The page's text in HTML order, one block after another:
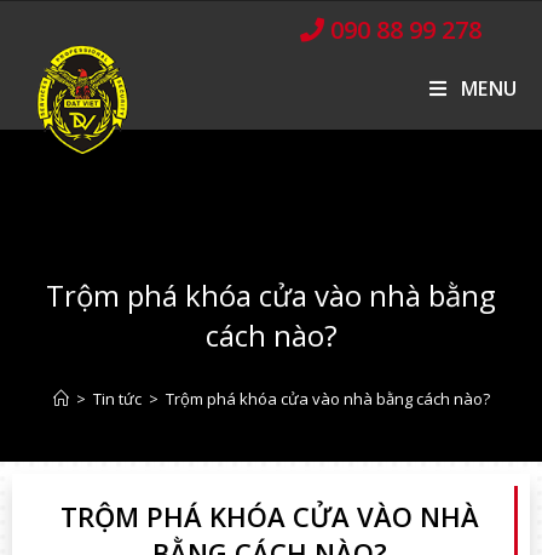
090 88 99 278
MENU
Trộm phá khóa cửa vào nhà bằng
cách nào?
> Tin tức > Trộm phá khóa cửa vào nhà bằng cách nào?
TRỘM PHÁ KHÓA CỬA VÀO NHÀ